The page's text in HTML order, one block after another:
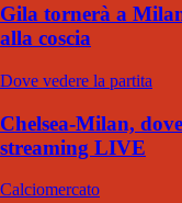
Gila tornerà a
alla coscia
Dove vedere la partita
Chelsea-Milan,
streaming LIVE
Calciomercato